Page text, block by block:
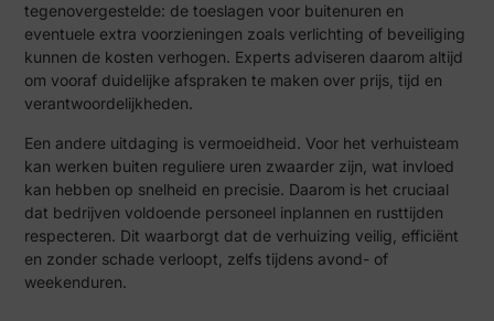
tegenovergestelde: de toeslagen voor buitenuren en
eventuele extra voorzieningen zoals verlichting of beveiliging
kunnen de kosten verhogen. Experts adviseren daarom altijd
om vooraf duidelijke afspraken te maken over prijs, tijd en
verantwoordelijkheden.
Een andere uitdaging is vermoeidheid. Voor het verhuisteam
kan werken buiten reguliere uren zwaarder zijn, wat invloed
kan hebben op snelheid en precisie. Daarom is het cruciaal
dat bedrijven voldoende personeel inplannen en rusttijden
respecteren. Dit waarborgt dat de verhuizing veilig, efficiënt
en zonder schade verloopt, zelfs tijdens avond- of
weekenduren.